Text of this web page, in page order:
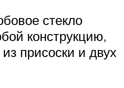
стекло
конструкцию,
присоски и двух